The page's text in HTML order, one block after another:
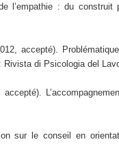
: du construit
accepté).
di Psicologia del
sur le conseil en